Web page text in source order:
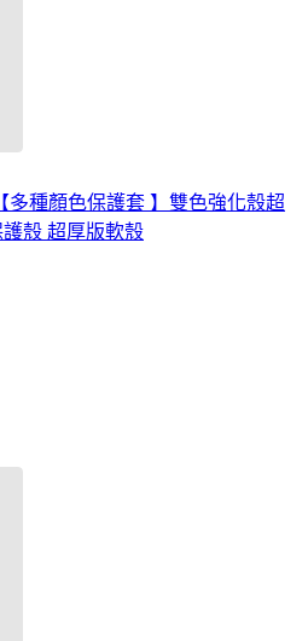
多種顏色保護套 】雙色強化殼超
殼 超厚版軟殼